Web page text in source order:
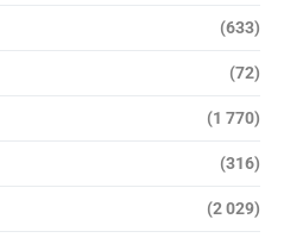
(633)
(72)
(1 770)
(316)
(2 029)